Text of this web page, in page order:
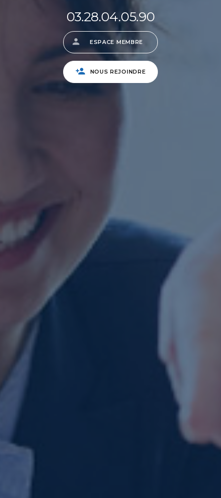
03.28.04.05.90
ESPACE MEMBRE
NOUS REJOINDRE